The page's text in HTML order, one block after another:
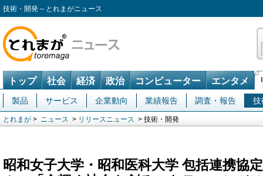
技術・開発 – とれまがニュース
トップ 社会 経済 政治 コンピューター エンタメ
製品 サービス 企業動向 業績報告 調査・報告 技
とれまが > ニュース > リリースニュース > 技術・開発
昭和女子大学・昭和医科大学 包括連携協